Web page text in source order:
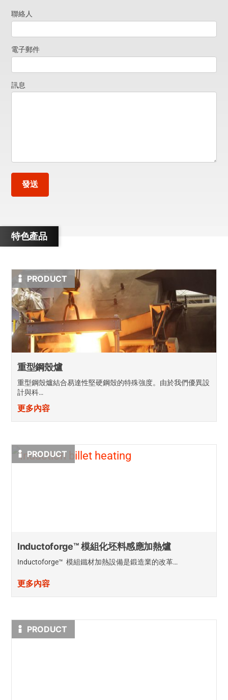
索
取
資
聯絡人
電子郵件
訊息
發送
特色產品
PRODUCT
重型鋼殼爐
重型鋼殼爐結合易達性堅硬鋼殼的特殊強度。由於我們優異設
計與科…
更多內容
PRODUCT
Inductoforge™ 模組化坯料感應加熱爐
Inductoforge™ 模組鐵材加熱設備是鍛造業的改革…
更多內容
PRODUCT